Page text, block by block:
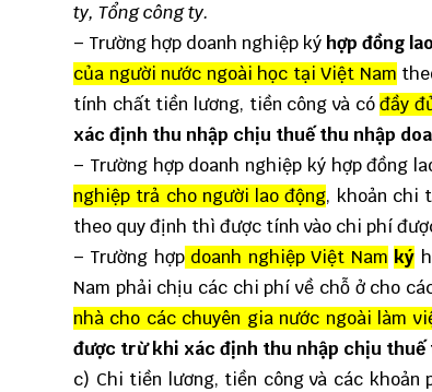
ty, Tổng công ty.
– Trường hợp doanh nghiệp ký hợp đồng
của người nước ngoài học tại Việt Nam
tính chất tiền lương, tiền công và cóđầy
xác định thu nhập chịu thuế thu nhập
– Trường hợp doanh nghiệp ký hợp đồng
nghiệp trả cho người lao động, khoản chi
theo quy định thì được tính vào chi phí
– Trường hợpdoanh nghiệp Việt Nam ký
Nam phải chịu các chi phí về chỗ ở cho
nhà cho các chuyên gia nước ngoài làm
được trừ khi xác định thu nhập chịu thuế
c) Chi tiền lương, tiền công và các